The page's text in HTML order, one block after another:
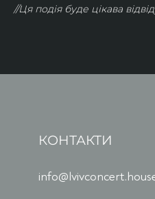
//Ця подія буде цікава
КОНТАКТИ